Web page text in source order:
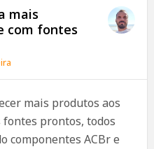
mais
com fontes
mais produtos aos
prontos, todos
componentes ACBr e